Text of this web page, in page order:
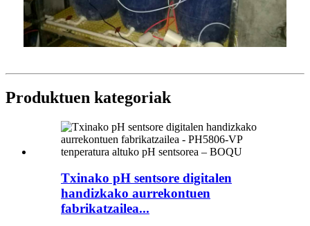
Produktuen kategoriak
Txinako pH sentsore digitalen
handizkako aurrekontuen
fabrikatzailea...